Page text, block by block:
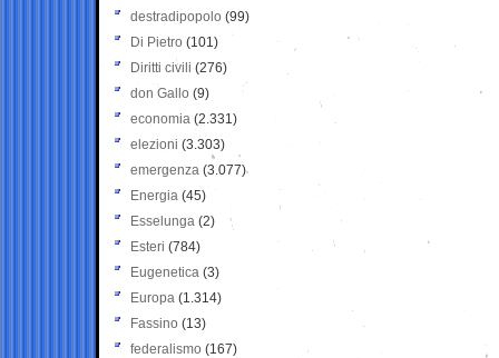
destradipopolo (99)
Di Pietro (101)
Diritti civili (276)
don Gallo (9)
economia (2.331)
elezioni (3.303)
emergenza (3.077)
Energia (45)
Esselunga (2)
Esteri (784)
Eugenetica (3)
Europa (1.314)
Fassino (13)
federalismo (167)